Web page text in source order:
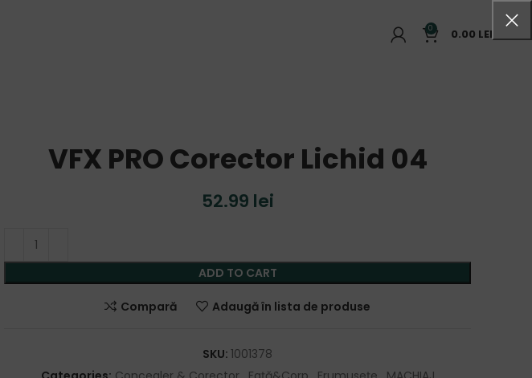
0 0.00 LEI
VFX PRO Corector Lichid 04
52.99 lei
ADD TO CART
Compară Adaugă în lista de produse
SKU: 1001378